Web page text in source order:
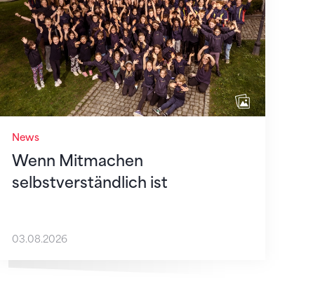
News
Wenn Mitmachen
selbstverständlich ist
03.08.2026